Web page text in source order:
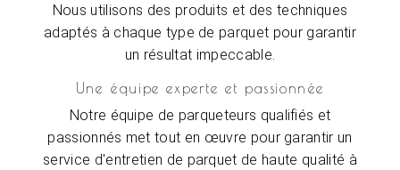
Nous utilisons des produits et des techniques
adaptés à chaque type de parquet pour garantir
un résultat impeccable.
Une équipe experte et passionnée
Notre équipe de parqueteurs qualifiés et
passionnés met tout en œuvre pour garantir un
service d'entretien de parquet de haute qualité à